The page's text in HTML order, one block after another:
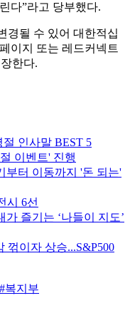
다”라고 당부했다.
경될 수 있어 대한적십
이지 또는 레드커넥트
한다.
인사말 BEST 5
이벤트' 진행
부터 이동까지 '돈 되는'
시 6선
즐기는 ‘나들이 지도’
꺾이자 상승...S&P500
#복지부